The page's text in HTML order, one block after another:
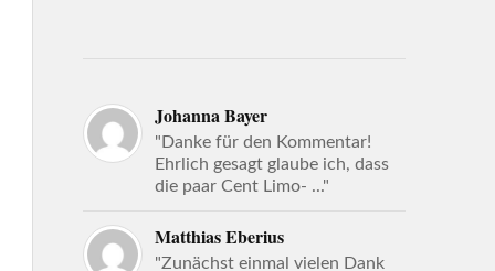
Johanna Bayer
"Danke für den Kommentar!
Ehrlich gesagt glaube ich, dass
die paar Cent Limo- ..."
Matthias Eberius
"Zunächst einmal vielen Dank